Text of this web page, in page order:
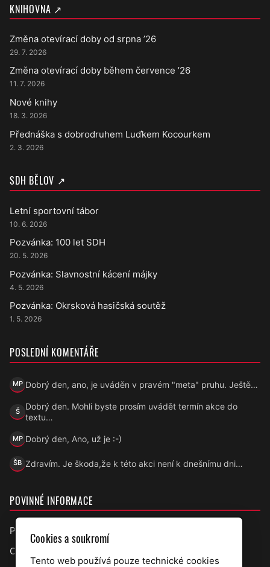
KNIHOVNA ↗
Změna otevírací doby od srpna ’26
29. 7. 2026
Změna otevírací doby během července ’26
11. 7. 2026
Nové knihy
18. 3. 2026
Přednáška s dobrodruhem Luďkem Kocourkem
2. 3. 2026
SDH BĚLOV ↗
Letní sportovní tábor
10. 6. 2026
Pozvánka: 100 let SDH
20. 5. 2026
Pozvánka: Slavnostní kácení májky
4. 5. 2026
Pozvánka: Okrsková hasičská soutěž
1. 5. 2026
POSLEDNÍ KOMENTÁŘE
MPMarek Přecechtěl
Dobrý den, ano, je uváděn v pravém "meta" pruhu. Ještě…
ŠŠárka
Dobrý den. Mohli byste prosím uvádět termín akce do
textu…
MPMarek Přecechtěl
Dobrý den, Ano, už je :-)
ŠBŠárka B.
Zdravím. Je škoda,že k této akci není k dnešnímu dni…
POVINNÉ INFORMACE
Prohlášení o přístupnosti
Ochrana osobních údajů
Cookies a soukromí
Tento web používá pouze technické cookies